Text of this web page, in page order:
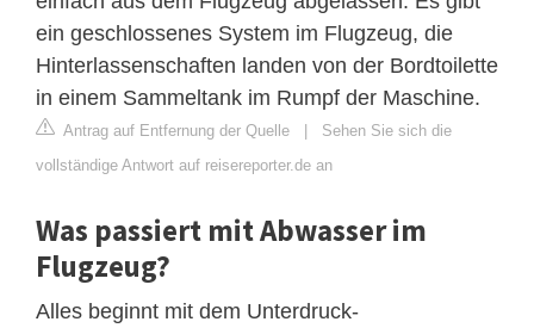
ein geschlossenes System im Flugzeug, die
Hinterlassenschaften landen von der Bordtoilette
in einem Sammeltank im Rumpf der Maschine.
Antrag auf Entfernung der Quelle
Sehen Sie sich die
vollständige Antwort auf reisereporter.de an
Was passiert mit Abwasser im
Flugzeug?
Alles beginnt mit dem Unterdruck-